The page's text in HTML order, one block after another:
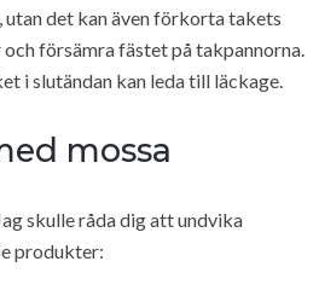
det kan även förkorta takets
försämra fästet på takpannorna.
i slutändan kan leda till läckage.
mossa
skulle råda dig att undvika
produkter: